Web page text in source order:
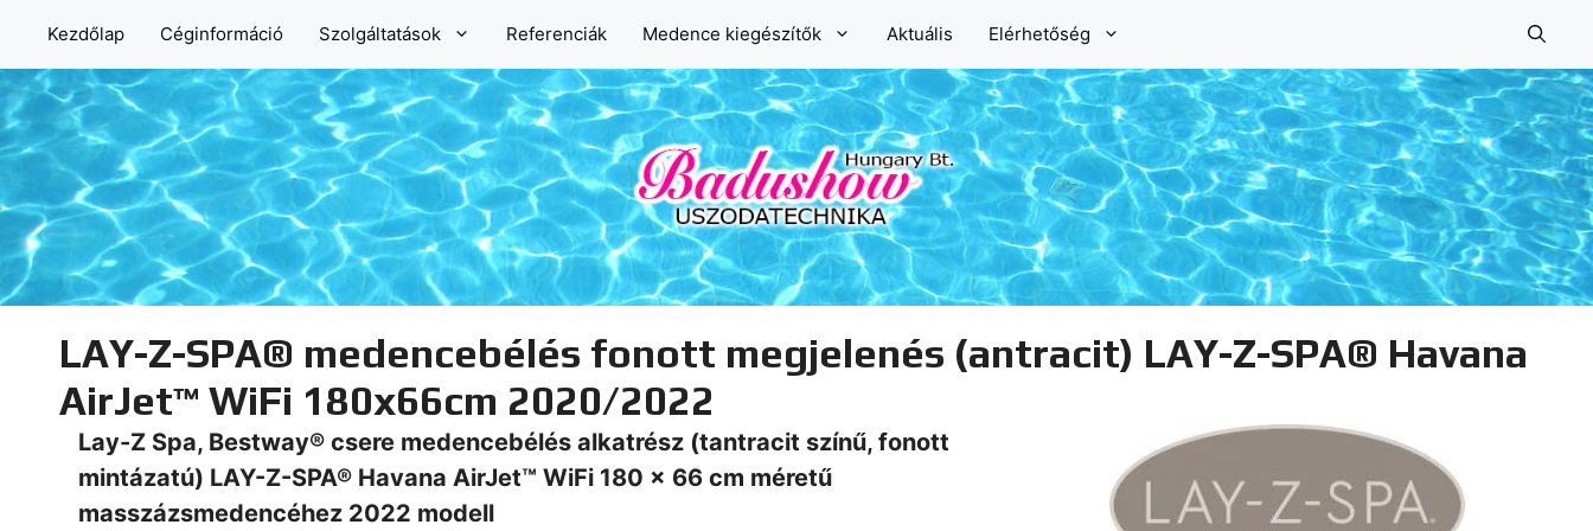
tartalomba
Kezdőlap Céginformáció Szolgáltatások Referenciák Medence kiegészítők Aktuális Elérhetőség
LAY-Z-SPA® medencebélés fonott megjelenés (antracit) LAY-Z-SPA® Havana
AirJet™ WiFi 180x66cm 2020/2022
Lay-Z Spa, Bestway® csere medencebélés alkatrész (tantracit színű, fonott
mintázatú) LAY-Z-SPA® Havana AirJet™ WiFi 180 x 66 cm méretű
masszázsmedencéhez 2022 modell